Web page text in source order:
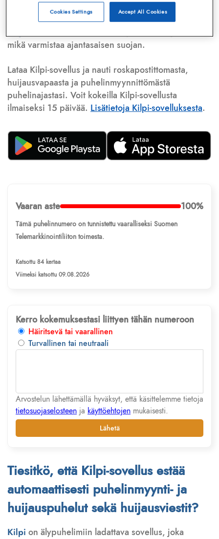
Lisäksi tunnistamme automaattisesti, jos kyseessä on
puhelinhuijarin numero, sähköpostiosoitetai
huijausviesti. Tietokantaamme päivitetään jatkuvasti,
mikä varmistaa ajantasaisen suojan.
Lataa Kilpi-sovellus ja nauti roskapostittomasta,
huijausvapaasta ja puhelinmyynnittömästä
puhelinajastasi. Voit kokeilla Kilpi-sovellusta
ilmaiseksi 15 päivää. Lisätietoja Kilpi-sovelluksesta.
Vaaran aste 100%
Tämä puhelinnumero on tunnistettu vaaralliseksi Suomen
Telemarkkinointiliiton toimesta.
Katsottu 84 kertaa
Viimeksi katsottu 09.08.2026
Kerro kokemuksestasi liittyen tähän numeroon
Häiritsevä tai vaarallinen
Turvallinen tai neutraali
Arvostelun lähettämällä hyväksyt, että käsittelemme tietoja
tietosuojaselosteen ja käyttöehtojen mukaisesti.
Lähetä
Tiesitkö, että Kilpi-sovellus estää
automaattisesti puhelinmyynti- ja
huijauspuhelut sekä huijausviestit?
Kilpi on älypuhelimiin ladattava sovellus, joka
Accept All Cookies
Cookies Settings